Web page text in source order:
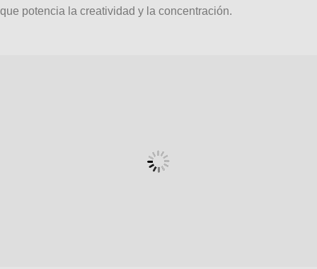
que potencia la creatividad y la concentración.